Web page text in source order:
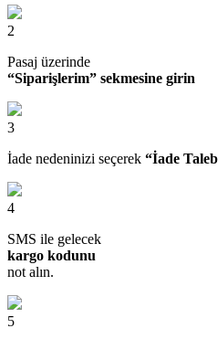
2
Pasaj üzerinde
“Siparişlerim” sekmesine girin
3
İade nedeninizi seçerek “İade
4
SMS ile gelecek
kargo kodunu
not alın.
5